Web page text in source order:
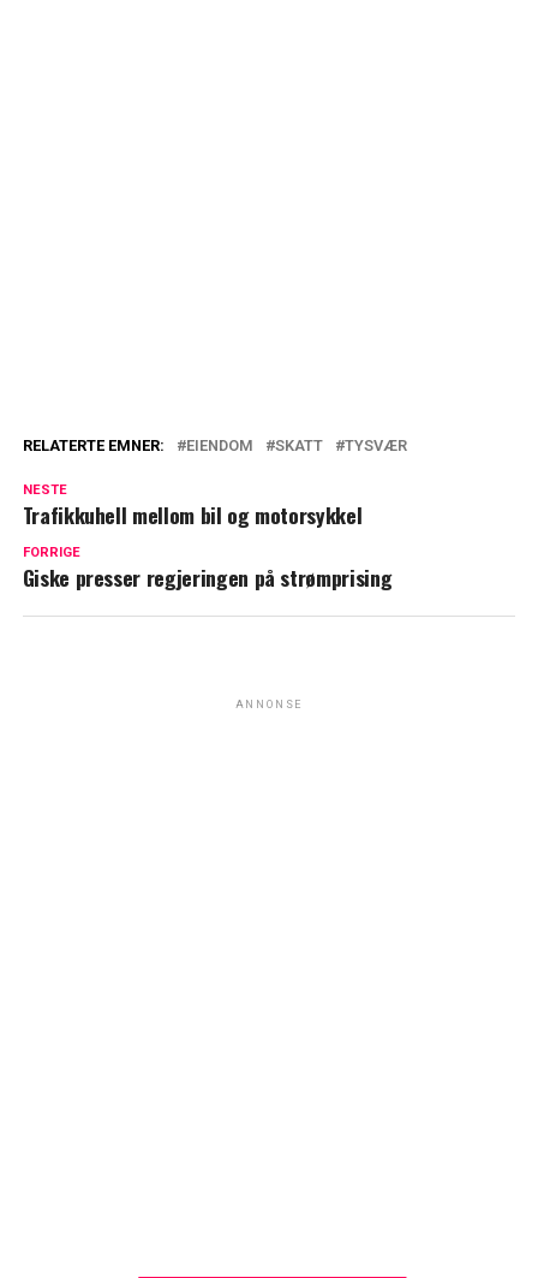
RELATERTE EMNER: EIENDOM SKATT TYSVÆR
NESTE
Trafikkuhell mellom bil og motorsykkel
FORRIGE
Giske presser regjeringen på strømprising
ANNONSE